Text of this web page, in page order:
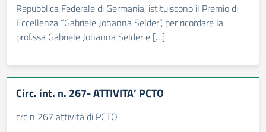
Repubblica Federale di Germania, istituiscono il Premio di
Eccellenza “Gabriele Johanna Selder”, per ricordare la
prof.ssa Gabriele Johanna Selder e […]
Circ. int. n. 267- ATTIVITA’ PCTO
crc n 267 attività di PCTO